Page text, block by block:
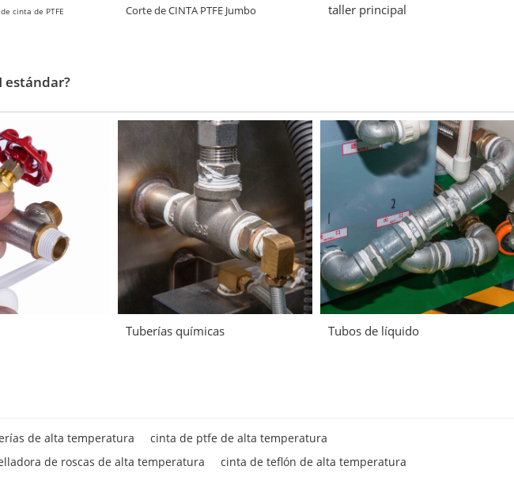
cinta de PTFE Corte de CINTA PTFE Jumbo taller principal
estándar?
Tuberías químicas Tubos de líquido
de alta temperatura
cinta de ptfe de alta temperatura
de roscas de alta temperatura cinta de teflón de alta temperatura